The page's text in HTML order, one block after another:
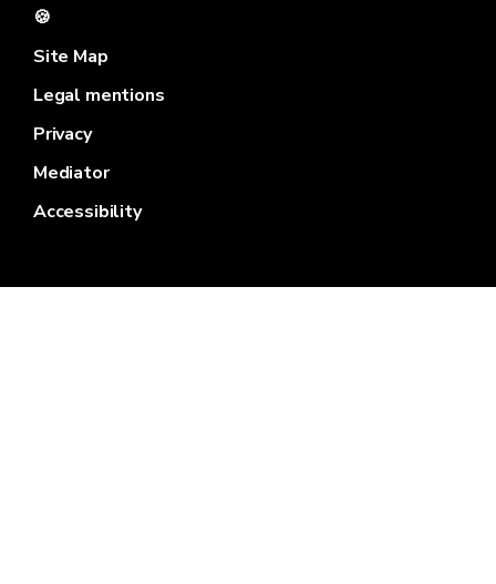
🍪
Site Map
Legal mentions
Privacy
Mediator
Accessibility